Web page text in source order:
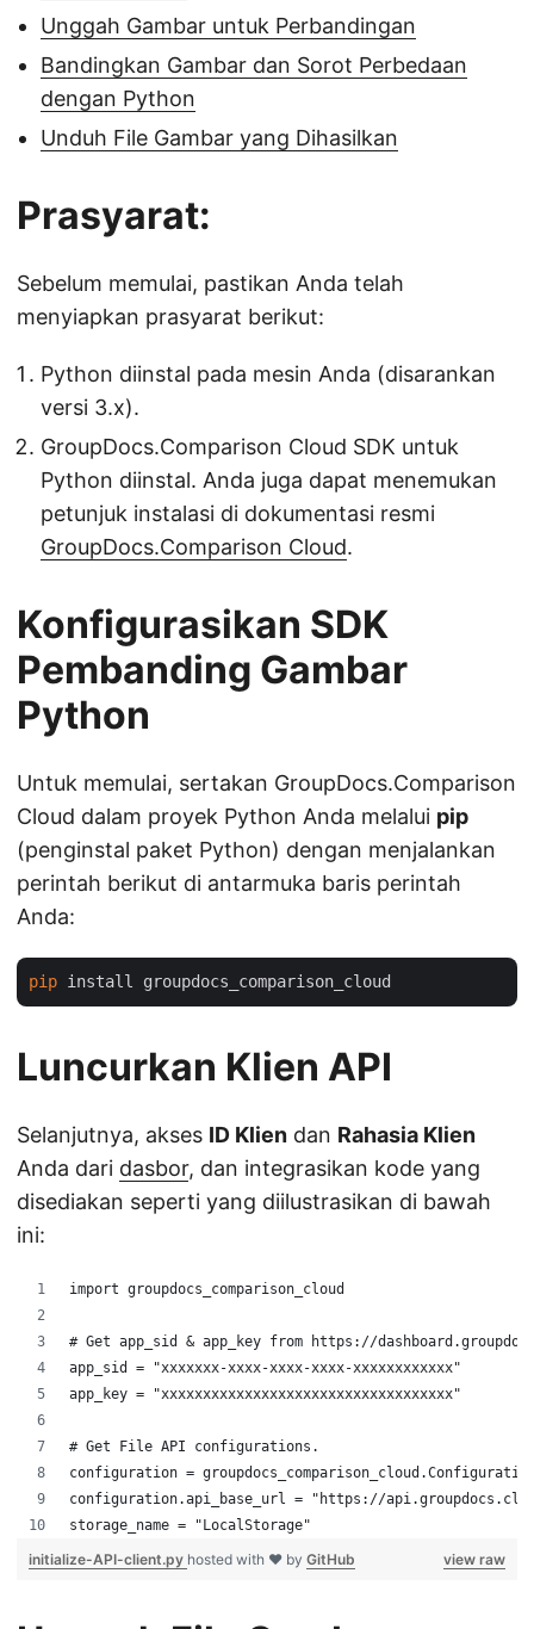
Unggah Gambar untuk Perbandingan
Bandingkan Gambar dan Sorot Perbedaan
dengan Python
Unduh File Gambar yang Dihasilkan
Prasyarat:
Sebelum memulai, pastikan Anda telah
menyiapkan prasyarat berikut:
Python diinstal pada mesin Anda (disarankan
versi 3.x).
GroupDocs.Comparison Cloud SDK untuk
Python diinstal. Anda juga dapat menemukan
petunjuk instalasi di dokumentasi resmi
GroupDocs.Comparison Cloud.
Konfigurasikan SDK
Pembanding Gambar
Python
Untuk memulai, sertakan GroupDocs.Comparison
Cloud dalam proyek Python Anda melalui pip
(penginstal paket Python) dengan menjalankan
perintah berikut di antarmuka baris perintah
Anda:
pip
Luncurkan Klien API
Selanjutnya, akses ID Klien dan Rahasia Klien
Anda dari dasbor, dan integrasikan kode yang
disediakan seperti yang diilustrasikan di bawah
ini:
import groupdocs_comparison_cloud
# Get app_sid & app_key from https://
app_sid = "xxxxxxx-xxxx-xxxx-xxxx-xxxxxxxxxxxx"
app_key = "xxxxxxxxxxxxxxxxxxxxxxxxxxxxxxxxxxx"
# Get File API configurations.
configuration =
configuration.api_base_url = "https://
storage_name = "LocalStorage"
view raw
initialize-API-client.py hosted with ❤ by GitHub